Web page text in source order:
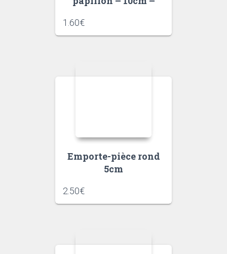
1.60€
Emporte-pièce rond
5cm
2.50€